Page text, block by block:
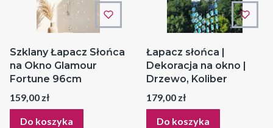
Szklany Łapacz Słońca
na Okno Glamour
Fortune 96cm
Cena
159,00 zł
Do koszyka
Łapacz słońca |
Dekoracja na okno |
Drzewo, Koliber
Cena
179,00 zł
Do koszyka